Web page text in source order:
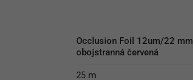
Occlusion Foil 12um/22 mm
obojstranná červená
25 m